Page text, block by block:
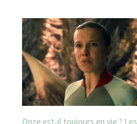
Onze est-il toujours en vie ? Les